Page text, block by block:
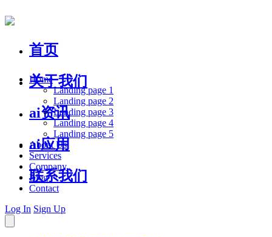
首页
关于我们
ai资讯
ai应用
联系我们
Home
Landing page 1
Landing page 2
Landing page 3
Landing page 4
Landing page 5
About Us
Services
Company
Blog
Contact
Log In Sign Up